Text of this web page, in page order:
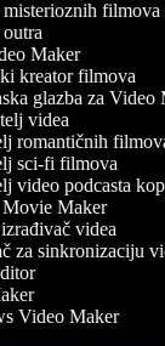
filmova
Maker
kreator filmova
glazba za Video
videa
romantičnih filmova
sci-fi filmova
video podcasta
Maker
videa
za sinkronizaciju
Video Maker